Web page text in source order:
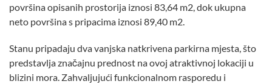
površina opisanih prostorija iznosi 83,64 m2, dok ukupna
neto površina s pripacima iznosi 89,40 m2.
Stanu pripadaju dva vanjska natkrivena parkirna mjesta, što
predstavlja značajnu prednost na ovoj atraktivnoj lokaciji u
blizini mora. Zahvaljujući funkcionalnom rasporedu i